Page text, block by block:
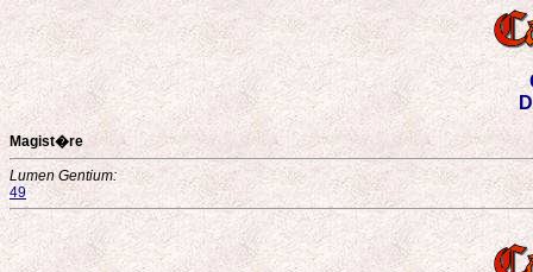
Magist�re
Lumen Gentium:
49